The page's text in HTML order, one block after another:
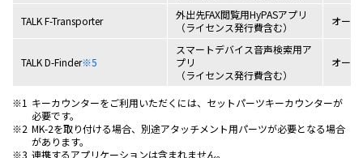
TALK F-Transporter
外出先FAX閲覧用HyPASアプリ
（ライセンス発行費含む）
オー
TALK D-Finder※5
スマートデバイス音声検索用ア
プリ
（ライセンス発行費含む）
オー
※1 キーカウンターをご利用いただくには、セットパーツキーカウンターが
必要です。
※2 MK-2を取り付ける場合、別途アタッチメント用パーツが必要となる場合
があります。
※3 連携するアプリケーションは含まれません。